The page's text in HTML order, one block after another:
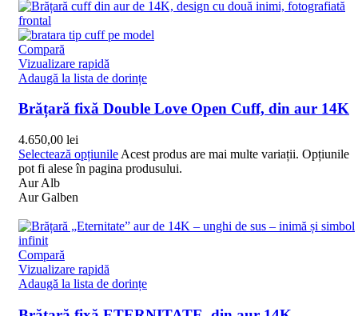
Compară
Vizualizare rapidă
Adaugă la lista de dorințe
Brățară fixă Double Love Open Cuff, din aur 14K
4.650,00 lei
Selectează opțiunile Acest produs are mai multe variații. Opțiunile
pot fi alese în pagina produsului.
Aur Alb
Aur Galben
Compară
Vizualizare rapidă
Adaugă la lista de dorințe